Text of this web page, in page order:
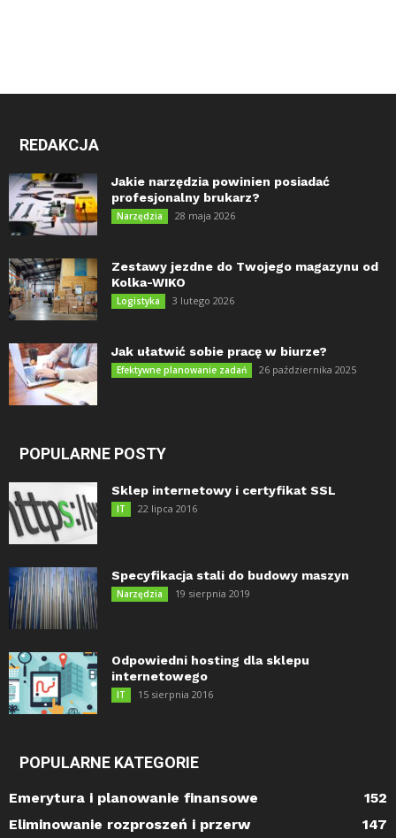
REDAKCJA
Jakie narzędzia powinien posiadać
profesjonalny brukarz?
Narzędzia 28 maja 2026
Zestawy jezdne do Twojego magazynu od
Kolka-WIKO
Logistyka 3 lutego 2026
Jak ułatwić sobie pracę w biurze?
Efektywne planowanie zadań 26 października 2025
POPULARNE POSTY
Sklep internetowy i certyfikat SSL
IT 22 lipca 2016
Specyfikacja stali do budowy maszyn
Narzędzia 19 sierpnia 2019
Odpowiedni hosting dla sklepu
internetowego
IT 15 sierpnia 2016
POPULARNE KATEGORIE
Emerytura i planowanie finansowe
152
Eliminowanie rozproszeń i przerw
147